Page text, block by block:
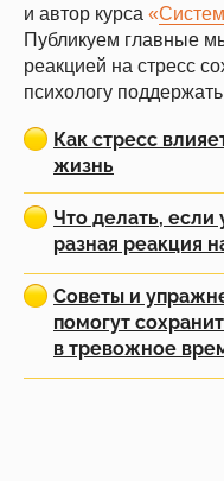
и автор курса «
Публикуем главные
реакцией на стресс
психологу
Как стресс
жизнь
Что делать, если
разная реакция
Советы и
помогут
в тревожное